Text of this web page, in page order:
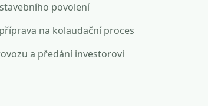
povolení
na kolaudační proces
a předání investorovi